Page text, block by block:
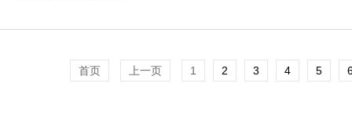
首页 上一页 1 2 3 4 5